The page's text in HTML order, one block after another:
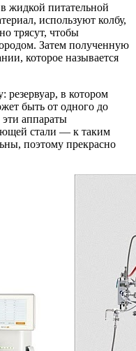
жидкой питательной
используют колбу,
трясут, чтобы
Затем полученную
которое называется
резервуар, в котором
быть от одного до
аппараты
стали — к таким
поэтому прекрасно